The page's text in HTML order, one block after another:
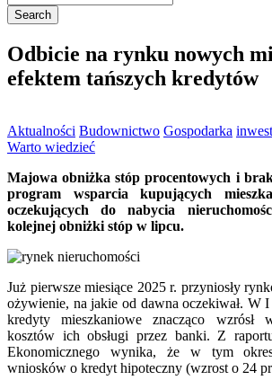
Odbicie na rynku nowych
efektem tańszych kredytów
Aktualności Budownictwo Gospodarka
Warto wiedzieć
Majowa obniżka stóp procentowych i
program wsparcia kupujących
oczekujących do nabycia
kolejnej obniżki stóp w lipcu.
Już pierwsze miesiące 2025 r. przyniosły
ożywienie, na jakie od dawna oczekiwał. W
kredyty mieszkaniowe znacząco wzrósł
kosztów ich obsługi przez banki. Z
Ekonomicznego wynika, że w tym
wniosków o kredyt hipoteczny (wzrost o 24